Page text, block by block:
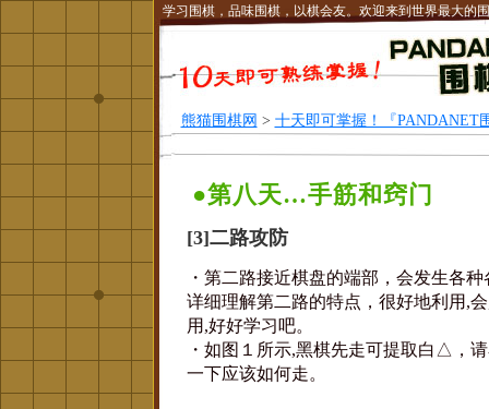
学习围棋，品味围棋，以棋会友。欢迎来到世界最大的
熊猫围棋网 > 十天即可掌握！『PANDANET
●第八天…手筋和窍门
[3]二路攻防
・第二路接近棋盘的端部，会发生各
详细理解第二路的特点，很好地利用,
用,好好学习吧。
・如图１所示,黑棋先走可提取白△，
一下应该如何走。